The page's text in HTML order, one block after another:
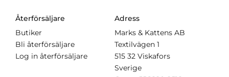
Återförsäljare
Butiker
Bli återförsäljare
Log in återförsäljare
Adress
Marks & Kattens AB
Textilvägen 1
515 32 Viskafors
Sverige